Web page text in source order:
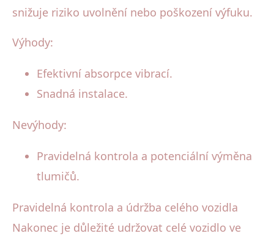
snižuje riziko uvolnění nebo poškození výfuku.
Výhody:
Efektivní absorpce vibrací.
Snadná instalace.
Nevýhody:
Pravidelná kontrola a potenciální výměna
tlumičů.
Pravidelná kontrola a údržba celého vozidla
Nakonec je důležité udržovat celé vozidlo ve